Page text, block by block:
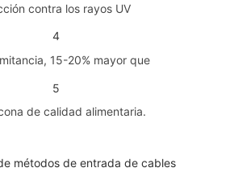
contra los rayos UV
15-20% mayor que
de calidad alimentaria.
métodos de entrada de cables